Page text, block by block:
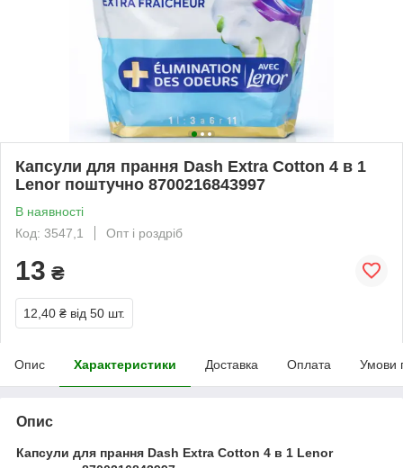
Капсули для прання Dash Extra Cotton 4 в 1
Lenor поштучно 8700216843997
В наявності
Код: 3547,1
Опт і роздріб
13 ₴
12,40 ₴ від 50 шт.
Опис Характеристики Доставка Оплата Умови
Опис
Капсули для прання Dash Extra Cotton 4 в 1 Lenor